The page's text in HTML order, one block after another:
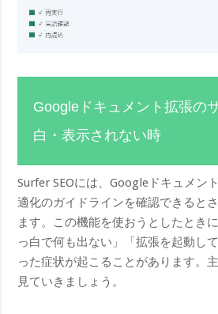
Googleドキュメント拡張の
白・表示されない時
Surfer SEOには、Googleドキュメン
適化のガイドラインを確認できると
ます。この機能を使おうとしたとき
っ白で何も出ない」「拡張を起動し
った症状が起こることがあります。
見ていきましょう。